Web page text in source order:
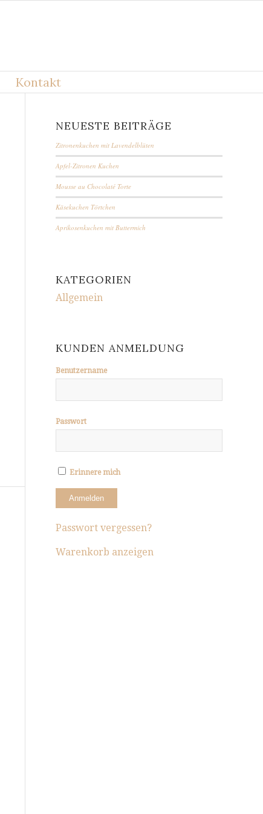
Kontakt
NEUESTE BEITRÄGE
Zitronenkuchen mit Lavendelblüten
Apfel-Zitronen Kuchen
Mousse au Chocolaté Torte
Käsekuchen Törtchen
Aprikosenkuchen mit Buttermich
KATEGORIEN
Allgemein
KUNDEN ANMELDUNG
Benutzername
Passwort
Erinnere mich
Passwort vergessen?
Warenkorb anzeigen